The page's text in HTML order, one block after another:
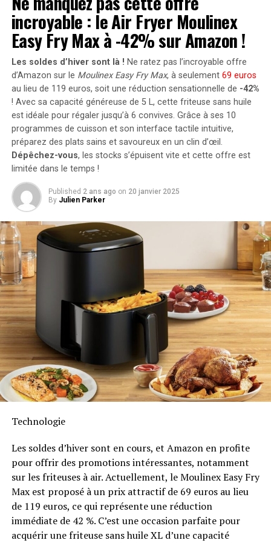
Cette coalition comprenait 785 créateurs indiens qui
ont signé une lettre au gouvernement demandant
moins d’ambiguïté dans le projet de loi, ainsi qu’une
multitude de créateurs de contenu qui ont utilisé des
hashtags spécifiques (#KillTheBill et #ContentBachao)
pour influencer, créer des vidéos et faire passer le
message.
Cependant, de nombreuses questions demeurent, et il
est prévu qu’un nouveau projet ne soit pas publié avant
deux mois.
RELATED TOPICS:
LOI RÉVOLUTIONNAIRE
MÉDIAS SOCIAUX
Achetez le Google Pixel 9 Pro chez ces détaillants et
recevez une carte-cadeau gratuite jusqu’à 350 $ !
DON'T MISS
Les hôpitaux de Leeds révolutionnent le partage des
dossiers patients grâce à Azure !
supplémentaires via des panneaux solaires additionnels,
portant ainsi la puissance totale à un impressionnant
2400 watts . Pour les utilisateurs nécessitant davantage
de stockage énergétique, il est possible d’intégrer
jusqu’à cinq batteries supplémentaires de 1,6
kilowattheure chacune, augmentant la capacité totale à
9,6 kilowattheures.
Intégration dans un Écosystème
Intelligent
Le Solarbank 2 AC s’intègre parfaitement dans un
écosystème énergétique intelligent grâce à sa
compatibilité avec le compteur Anker SOLIX Smart et
les prises intelligentes proposées par Anker. cette
fonctionnalité permet une gestion optimisée de la
consommation électrique tout en réduisant les pertes
énergétiques inutiles. De plus, Anker SOLIX prévoit
d’étendre cette compatibilité aux dispositifs Shelly.
Durabilité et Résistance aux
Intempéries
Anker SOLIX met également l’accent sur la longévité du
Solarbank 2 AC. Conçu pour supporter au moins6000
cycles de charge, cet appareil a une durée de vie
garantie fabricant décennale et possède une
certification IP65 qui assure sa résistance face aux
intempéries tout en étant capable de fonctionner dans
des températures variant entre -20 °C et +55 °C.
Disponibilité et Offres
Promotionnelles
incroyable : le Air Fryer Moulinex
Easy Fry Max à -42% sur Amazon !
Les soldes d’hiver sont là ! Ne ratez pas l’incroyable offre
d’Amazon sur le Moulinex Easy Fry Max, à seulement 69 euros
au lieu de 119 euros, soit une réduction sensationnelle de -42%
! Avec sa capacité généreuse de 5 L, cette friteuse sans huile
est idéale pour régaler jusqu’à 6 convives. Grâce à ses 10
programmes de cuisson et son interface tactile intuitive,
préparez des plats sains et savoureux en un clin d’œil.
Dépêchez-vous, les stocks s’épuisent vite et cette offre est
limitée dans le temps !
Published 2 ans ago on 20 janvier 2025
By Julien Parker
Technologie
Les soldes d’hiver sont en cours, et Amazon en profite
pour offrir des promotions intéressantes, notamment
sur les friteuses à air. Actuellement, le Moulinex Easy Fry
Max est proposé à un prix attractif de 69 euros au lieu
de 119 euros, ce qui représente une réduction
immédiate de 42 %. C’est une occasion parfaite pour
acquérir une friteuse sans huile XL d’une capacité